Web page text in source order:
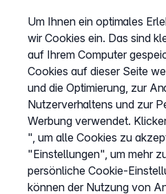
AGB
Cookies
Um Ihnen ein optimales
wir Cookies ein. Das sind
auf Ihrem Computer
Cookies auf dieser Seite
und die Optimierung, zur
Nutzerverhaltens und zur
Werbung verwendet.
", um alle Cookies zu
"Einstellungen", um mehr
persönliche Cookie-
können der Nutzung von